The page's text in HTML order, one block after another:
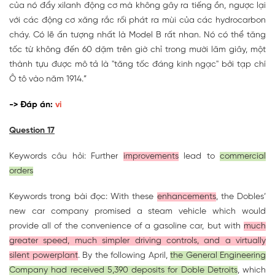
của nó đẩy xilanh động cơ mà không gây ra tiếng ồn, ngược lại
với các động cơ xăng rắc rối phát ra mùi của các hydrocarbon
cháy. Có lẽ ấn tượng nhất là Model B rất nhan. Nó có thể tăng
tốc từ không đến 60 dặm trên giờ chỉ trong mười lăm giây, một
thành tựu được mô tả là "tăng tốc đáng kinh ngạc" bởi tạp chí
Ô tô vào năm 1914.”
-> Đáp án: vi
Question 17
Keywords câu hỏi: Further improvementslead tocommercial
orders
Keywords trong bài đọc: With these enhancements, the Dobles’
new car company promised a steam vehicle which would
provide all of the convenience of a gasoline car, but with much
greater speed, much simpler driving controls, and a virtually
silent powerplant. By the following April, the General Engineering
Company had received 5,390 deposits for Doble Detroits, which